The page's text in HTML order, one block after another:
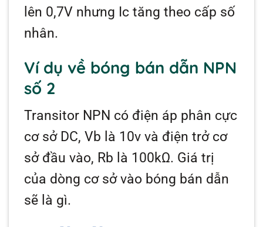
lên 0,7V nhưng Ic tăng theo cấp số
nhân.
Ví dụ về bóng bán dẫn NPN
số 2
Transitor NPN có điện áp phân cực
cơ sở DC,Vb là 10v và điện trở cơ
sở đầu vào, Rb là 100kΩ. Giá trị
của dòng cơ sở vào bóng bán dẫn
sẽ là gì.